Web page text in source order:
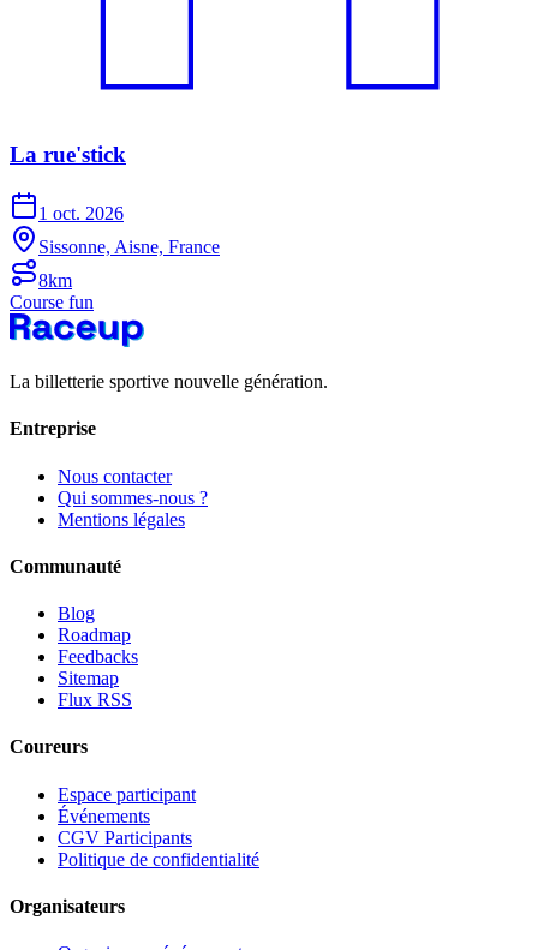
La rue'stick
1 oct. 2026
Sissonne, Aisne, France
8km
Course fun
La billetterie sportive nouvelle génération.
Entreprise
Nous contacter
Qui sommes-nous ?
Mentions légales
Communauté
Blog
Roadmap
Feedbacks
Sitemap
Flux RSS
Coureurs
Espace participant
Événements
CGV Participants
Politique de confidentialité
Organisateurs